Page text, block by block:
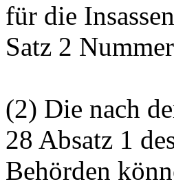
für die
Satz 2
(2) Die nach
28 Absatz 1
Behörden